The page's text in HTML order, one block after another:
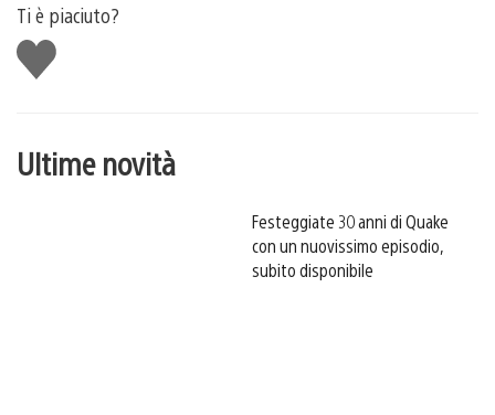
Ti è piaciuto?
Mi
piace
Ultime novità
Festeggiate 30 anni di Quake
con un nuovissimo episodio,
subito disponibile